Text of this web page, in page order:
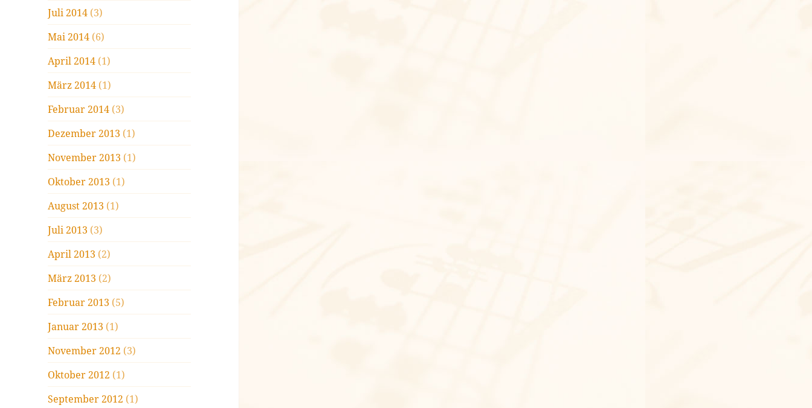
Juli 2014 (3)
Mai 2014 (6)
April 2014 (1)
März 2014 (1)
Februar 2014 (3)
Dezember 2013 (1)
November 2013 (1)
Oktober 2013 (1)
August 2013 (1)
Juli 2013 (3)
April 2013 (2)
März 2013 (2)
Februar 2013 (5)
Januar 2013 (1)
November 2012 (3)
Oktober 2012 (1)
September 2012 (1)